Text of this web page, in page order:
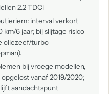
2.2 TDCi
interval verkort
km/6 jaar; bij slijtage risico
oliezeef/turbo
bij vroege modellen,
vanaf 2019/2020;
aandachtspunt